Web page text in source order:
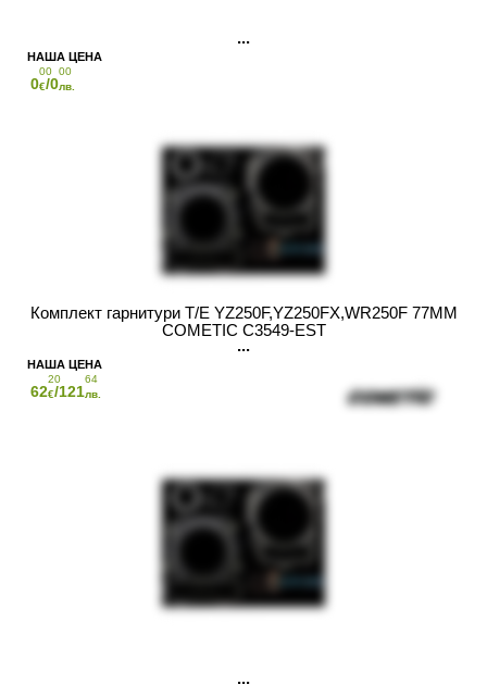
0
00
€/0
00
лв.
Комплект гарнитури T/E YZ250F,YZ250FX,WR250F 77MM
COMETIC C3549-EST
62
20
€/121
64
лв.